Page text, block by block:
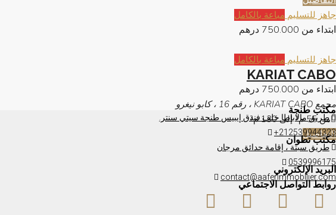
جاهز للتسليم مباعة بالكامل
ابتداء من 750.000 درهم
جاهز للتسليم مباعة بالكامل
KARIAT CABO
ابتداء من 750.000 درهم
مجمع KARIAT CABO ، رقم 16 ، كابو نيغرو
من 55 م² إلى 130
م²
التفاصيل
مكتب طنجة
طريق مالاباطا خلف فندق إيبيس طنجة سيتي سنتر.
+212539944323
مكتب تطوان
طريق سبتة ، إقامة حدائق مرجان
0539996175
البريد الإلكتروني
contact@aaferimmobilier.com
روابط التواصل الاجتماعي